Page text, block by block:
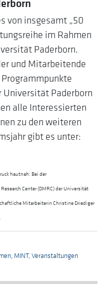
von insgesamt „50
im Rahmen
Paderborn.
und Mitarbeitende
Paderborn
alle Interessierten
zu den weiteren
gibt es unter:
hautnah: Bei der
Center (DMRC) der Universität
Mitarbeiterin Christine Driediger
, MINT,Veranstaltungen